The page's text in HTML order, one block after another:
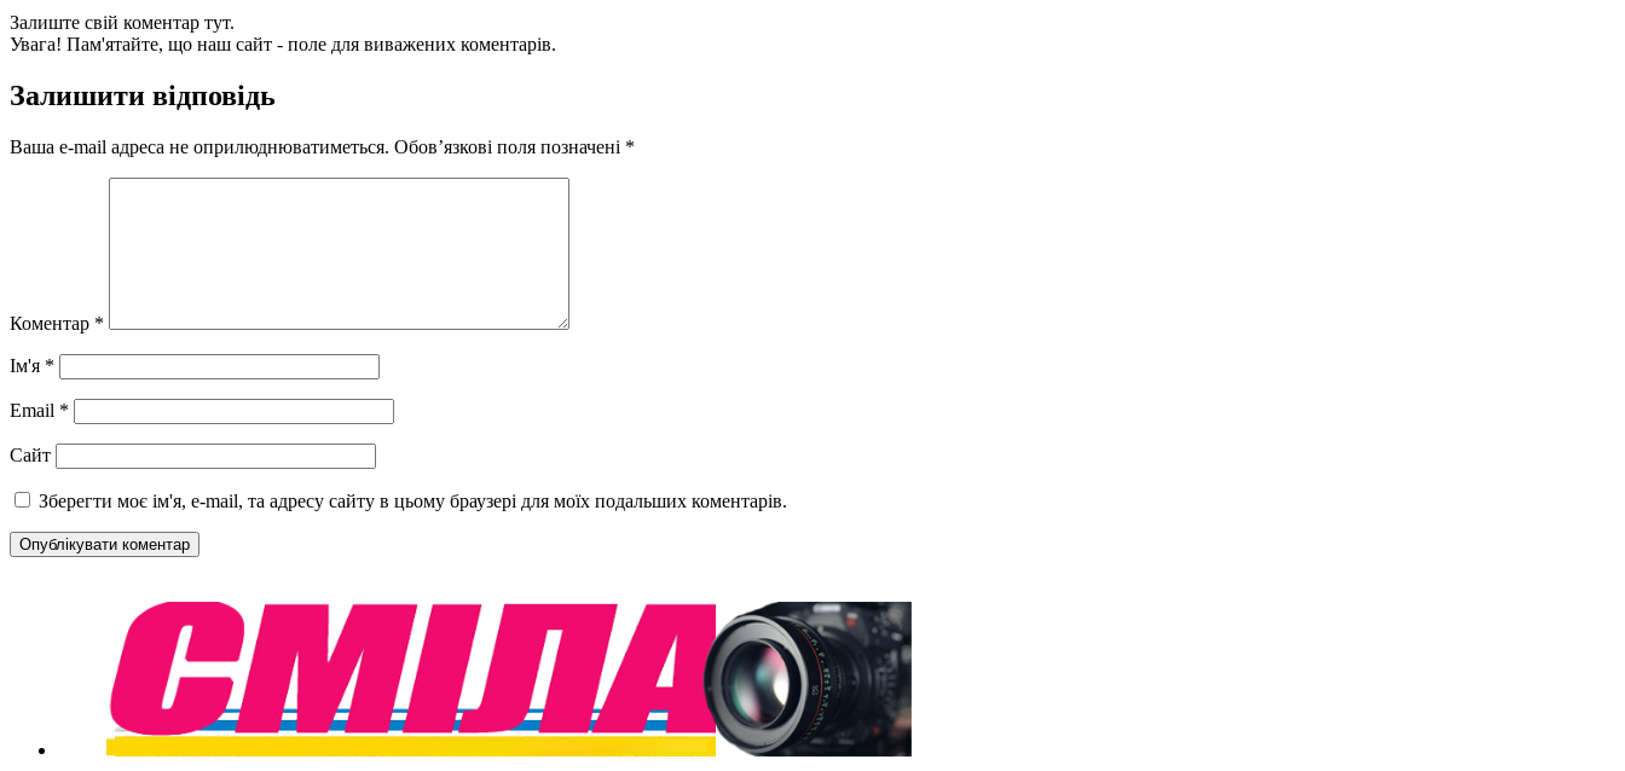
Залиште свій коментар тут.
Увага! Пам'ятайте, що наш сайт - поле для виважених коментарів.
Залишити відповідь
Ваша e-mail адреса не оприлюднюватиметься. Обов’язкові поля позначені *
Коментар *
Ім'я *
Email *
Сайт
Зберегти моє ім'я, e-mail, та адресу сайту в цьому браузері для моїх подальших коментарів.